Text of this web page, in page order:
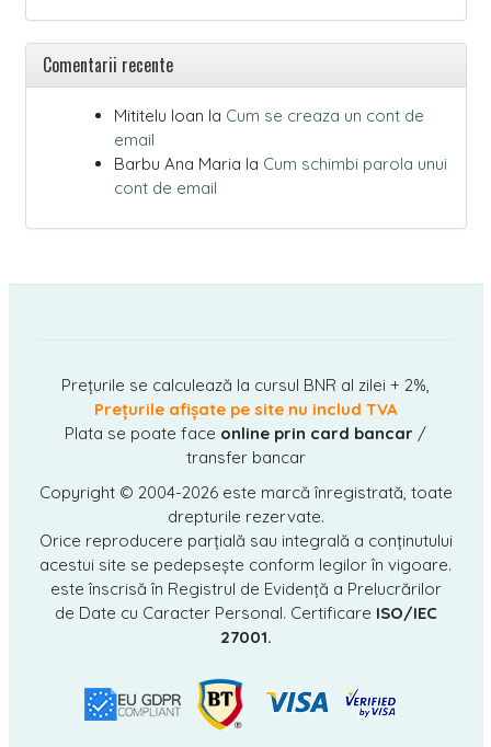
Comentarii recente
Mititelu Ioan la Cum se creaza un cont de
email
Barbu Ana Maria la Cum schimbi parola unui
cont de email
Prețurile se calculează la cursul BNR al zilei + 2%,
Prețurile afișate pe site nu includ TVA
Plata se poate face online prin card bancar /
transfer bancar
Copyright © 2004-2026 este marcă înregistrată, toate
drepturile rezervate.
Orice reproducere parțială sau integrală a conținutului
acestui site se pedepsește conform legilor în vigoare.
este înscrisă în Registrul de Evidență a Prelucrărilor
de Date cu Caracter Personal. Certificare ISO/IEC
27001.